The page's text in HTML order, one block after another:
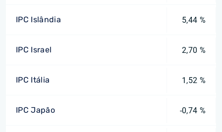
IPC Islândia 5,44 %
IPC Israel 2,70 %
IPC Itália 1,52 %
IPC Japão -0,74 %